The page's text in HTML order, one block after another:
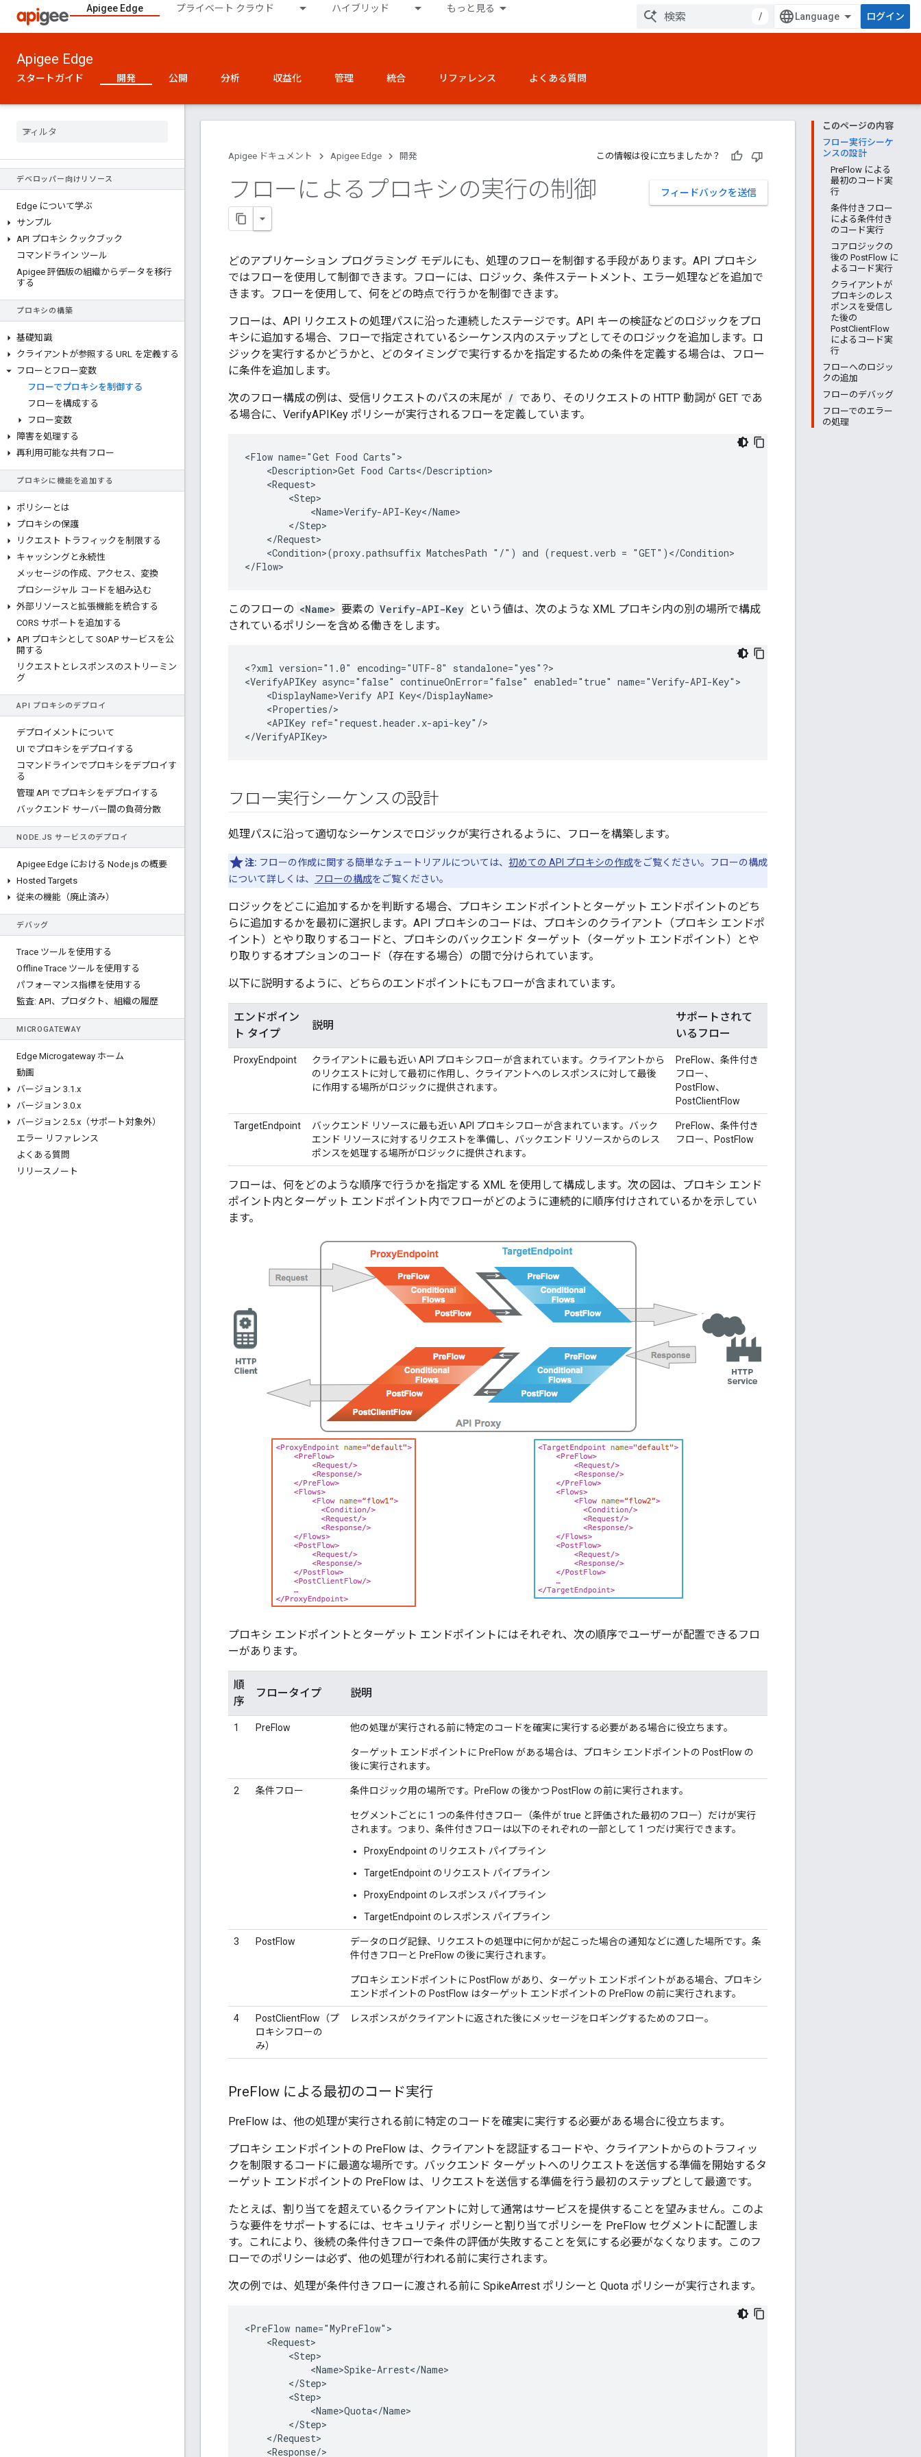
Apigee Edge プライベート クラウド ハイブリッド もっと見る
/ ログイン
Apigee Edge
スタートガイド 開発 公開 分析 収益化 管理 統合 リファレンス よくある質問
デベロッパー向けリソース
Edge について学ぶ
サンプル
API プロキシ クックブック
コマンドライン ツール
Apigee 評価版の組織からデータを移行
する
プロキシの構築
基礎知識
クライアントが参照する URL を定義する
フローとフロー変数
フローでプロキシを制御する
フローを構成する
フロー変数
障害を処理する
再利用可能な共有フロー
プロキシに機能を追加する
ポリシーとは
プロキシの保護
リクエスト トラフィックを制限する
キャッシングと永続性
メッセージの作成、アクセス、変換
プロシージャル コードを組み込む
外部リソースと拡張機能を統合する
CORS サポートを追加する
API プロキシとして SOAP サービスを公
開する
リクエストとレスポンスのストリーミン
グ
API プロキシのデプロイ
デプロイメントについて
UI でプロキシをデプロイする
コマンドラインでプロキシをデプロイす
る
管理 API でプロキシをデプロイする
バックエンド サーバー間の負荷分散
NODE. JS サービスのデプロイ
Apigee Edge における Node.js の概要
Hosted Targets
従来の機能（廃止済み）
デバッグ
Trace ツールを使用する
Offline Trace ツールを使用する
パフォーマンス指標を使用する
監査: API、プロダクト、組織の履歴
MICROGATEWAY
Edge Microgateway ホーム
動画
バージョン 3.1 .x
バージョン 3.0.x
バージョン 2.5.x（サポート対象外）
エラー リファレンス
よくある質問
リリースノート
このページの内容
フロー実行シーケ
ンスの設計
PreFlow による
最初のコード実
行
条件付きフロー
による条件付き
のコード実行
コアロジックの
後の PostFlow に
よるコード実行
クライアントが
プロキシのレス
ポンスを受信し
た後の
PostClientFlow
によるコード実
行
フローへのロジッ
クの追加
フローのデバッグ
フローでのエラー
の処理
Apigee ドキュメント Apigee Edge 開発 この情報は役に立ちましたか？
フィードバックを送信
フローによるプロキシの実行の制御
どのアプリケーション プログラミング モデルにも、処理のフローを制御する手段があります。API プロキシ
ではフローを使用して制御できます。フローには、ロジック、条件ステートメント、エラー処理などを追加で
きます。フローを使用して、何をどの時点で行うかを制御できます。
フローは、API リクエストの処理パスに沿った連続したステージです。API キーの検証などのロジックをプロ
キシに追加する場合、フローで指定されているシーケンス内のステップとしてそのロジックを追加します。ロ
ジックを実行するかどうかと、どのタイミングで実行するかを指定するための条件を定義する場合は、フロー
に条件を追加します。
次のフロー構成の例は、受信リクエストのパスの末尾が / であり、そのリクエストの HTTP 動詞が GET であ
る場合に、VerifyAPIKey ポリシーが実行されるフローを定義しています。
<Flow name="Get Food Carts">
    <Description>Get Food Carts</Description>
    <Request>
        <Step>
            <Name>Verify-API-Key</Name>
        </Step>
    </Request>
    <Condition>(proxy.pathsuffix MatchesPath "/") and (request.verb = "GET")</Condition>
</Flow>
このフローの <Name> 要素の Verify-API-Key という値は、次のような XML プロキシ内の別の場所で構成
されているポリシーを含める働きをします。
<?xml version="1.0" encoding="UTF-8" standalone="yes"?>
<VerifyAPIKey async="false" continueOnError="false" enabled="true" name="Verify-API-Key">
    <DisplayName>Verify API Key</DisplayName>
    <Properties/>
    <APIKey ref="request.header.x-api-key"/>
</VerifyAPIKey>
フロー実行シーケンスの設計
処理パスに沿って適切なシーケンスでロジックが実行されるように、フローを構築します。
注: フローの作成に関する簡単なチュートリアルについては、 初めての API プロキシの作成をご覧ください。フローの構成
について詳しくは、
フローの構成をご覧ください。
ロジックをどこに追加するかを判断する場合、プロキシ エンドポイントとターゲット エンドポイントのどち
らに追加するかを最初に選択します。API プロキシのコードは、プロキシのクライアント（プロキシ エンドポ
イント）とやり取りするコードと、プロキシのバックエンド ターゲット（ターゲット エンドポイント）とや
り取りするオプションのコード（存在する場合）の間で分けられています。
以下に説明するように、どちらのエンドポイントにもフローが含まれています。
エンドポイン
ト タイプ
説明
サポートされて
いるフロー
ProxyEndpoint
クライアントに最も近い API プロキシフローが含まれています。クライアントから
のリクエストに対して最初に作用し、クライアントへのレスポンスに対して最後
に作用する場所がロジックに提供されます。
PreFlow、条件付き
フロー、
PostFlow、
PostClientFlow
TargetEndpoint
バックエンド リソースに最も近い API プロキシフローが含まれています。バック
エンド リソースに対するリクエストを準備し、バックエンド リソースからのレス
ポンスを処理する場所がロジックに提供されます。
PreFlow、条件付き
フロー、PostFlow
フローは、何をどのような順序で行うかを指定する XML を使用して構成します。次の図は、プロキシ エンド
ポイント内とターゲット エンドポイント内でフローがどのように連続的に順序付けされているかを示してい
ます。
プロキシ エンドポイントとターゲット エンドポイントにはそれぞれ、次の順序でユーザーが配置できるフロ
ーがあります。
順
序
フロータイプ 説明
1 PreFlow 他の処理が実行される前に特定のコードを確実に実行する必要がある場合に役立ちます。
ターゲット エンドポイントに PreFlow がある場合は、プロキシ エンドポイントの PostFlow の
後に実行されます。
2 条件フロー 条件ロジック用の場所です。PreFlow の後かつ PostFlow の前に実行されます。
セグメントごとに 1 つの条件付きフロー（条件が true と評価された最初のフロー）だけが実行
されます。つまり、条件付きフローは以下のそれぞれの一部として 1 つだけ実行できます。
ProxyEndpoint のリクエスト パイプライン
TargetEndpoint のリクエスト パイプライン
ProxyEndpoint のレスポンス パイプライン
TargetEndpoint のレスポンス パイプライン
3 PostFlow
データのログ記録、リクエストの処理中に何かが起こった場合の通知などに適した場所です。条
件付きフローと PreFlow の後に実行されます。
プロキシ エンドポイントに PostFlow があり、ターゲット エンドポイントがある場合、プロキシ
エンドポイントの PostFlow はターゲット エンドポイントの PreFlow の前に実行されます。
4
PostClientFlow（プ
ロキシフローの
み）
レスポンスがクライアントに返された後にメッセージをロギングするためのフロー。
PreFlow による最初のコード実行
PreFlow は、他の処理が実行される前に特定のコードを確実に実行する必要がある場合に役立ちます。
プロキシ エンドポイントの PreFlow は、クライアントを認証するコードや、クライアントからのトラフィッ
クを制限するコードに最適な場所です。バックエンド ターゲットへのリクエストを送信する準備を開始するタ
ーゲット エンドポイントの PreFlow は、リクエストを送信する準備を行う最初のステップとして最適です。
たとえば、割り当てを超えているクライアントに対して通常はサービスを提供することを望みません。このよ
うな要件をサポートするには、セキュリティ ポリシーと割り当てポリシーを PreFlow セグメントに配置しま
す。これにより、後続の条件付きフローで条件の評価が失敗することを気にする必要がなくなります。このフ
ローでのポリシーは必ず、他の処理が行われる前に実行されます。
次の例では、処理が条件付きフローに渡される前に SpikeArrest ポリシーと Quota ポリシーが実行されます。
<PreFlow name="MyPreFlow">
    <Request>
        <Step>
            <Name>Spike-Arrest</Name>
        </Step>
        <Step>
            <Name>Quota</Name>
        </Step>
    </Request>
    <Response/>